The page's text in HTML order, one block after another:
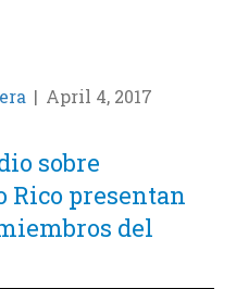
| April 4, 2017
sobre
Rico presentan
del